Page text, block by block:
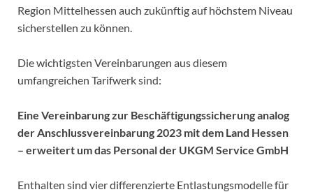
Region Mittelhessen auch zukünftig auf höchstem Niveau
sicherstellen zu können.
Die wichtigsten Vereinbarungen aus diesem
umfangreichen Tarifwerk sind:
Eine Vereinbarung zur Beschäftigungssicherung analog
der Anschlussvereinbarung 2023 mit dem Land Hessen
– erweitert um das Personal der UKGM Service GmbH
Enthalten sind vier differenzierte Entlastungsmodelle für